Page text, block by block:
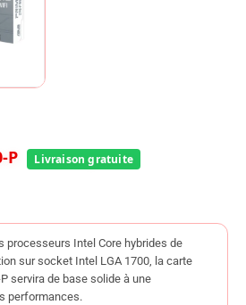
P
processeurs Intel Core hybrides de
sur socket Intel LGA 1700, la carte
servira de base solide à une
performances.